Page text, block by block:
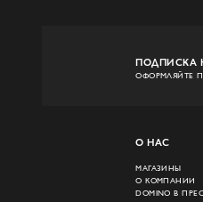
ПОДПИСКА
ОФОРМЛЯЙТЕ
О НАС
МАГАЗИНЫ
О КОМПАНИИ
DOMINO В